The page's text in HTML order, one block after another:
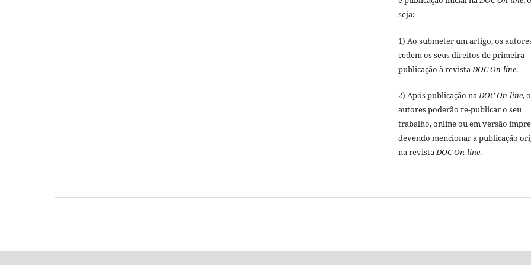
seja:
1) Ao submeter um artigo, os
cedem os seus direitos de primeira
publicação à revista DOC On-line.
2) Após publicação na DOC On-line,
autores poderão re-publicar o seu
trabalho, online ou em versão
devendo mencionar a publicação
na revista DOC On-line.